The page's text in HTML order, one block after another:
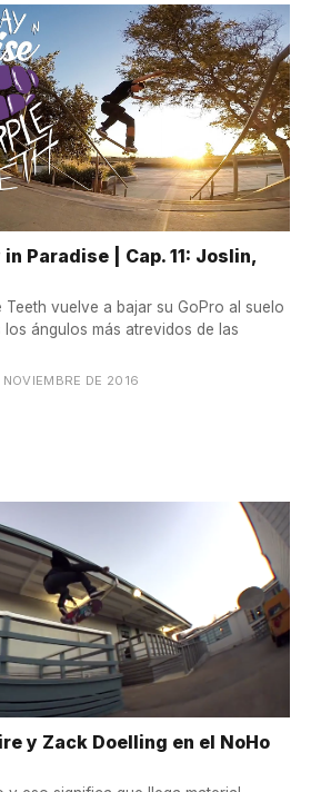
Paradise | Cap. 11: Joslin,
Teeth vuelve a bajar su GoPro al suelo
ángulos más atrevidos de las
DE 2016
y Zack Doelling en el NoHo